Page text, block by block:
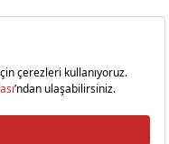
saklıdır.